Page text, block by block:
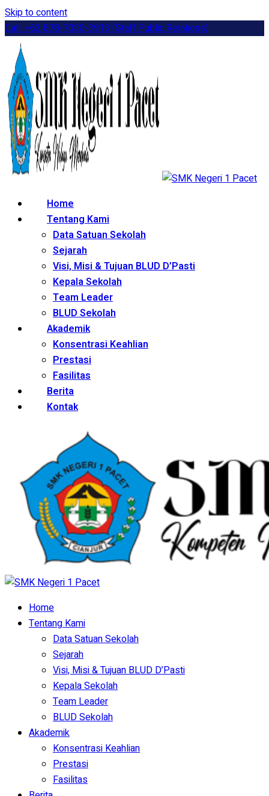
Skip to content
Call: +62 878-7030-3913 (Staff Public Relations)
Home
Tentang Kami
Data Satuan Sekolah
Sejarah
Visi, Misi & Tujuan BLUD D’Pasti
Kepala Sekolah
Team Leader
BLUD Sekolah
Akademik
Konsentrasi Keahlian
Prestasi
Fasilitas
Berita
Kontak
Home
Tentang Kami
Data Satuan Sekolah
Sejarah
Visi, Misi & Tujuan BLUD D’Pasti
Kepala Sekolah
Team Leader
BLUD Sekolah
Akademik
Konsentrasi Keahlian
Prestasi
Fasilitas